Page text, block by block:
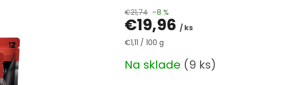
€21,74 –8 %
€19,96 / ks
Jednotková
€1,11 / 100 g
Na sklade (9 ks)